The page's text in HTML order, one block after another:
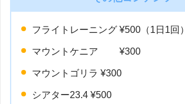
フライトレーニング ¥500（1日1回）
マウントケニア ¥300
マウントゴリラ ¥300
シアター23.4 ¥500